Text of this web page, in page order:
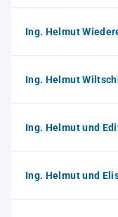
Ing. Helmut
Ing. Helmut
Ing. Helmut und
Ing. Helmut und